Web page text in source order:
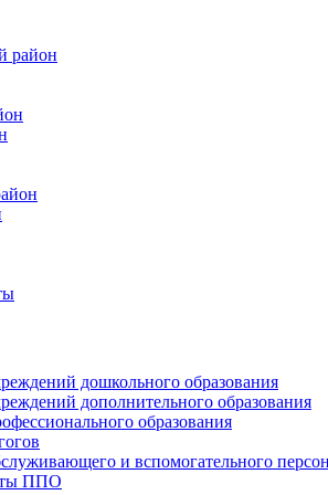
район
дошкольного образования
дополнительного образования
образования
и вспомогательного
ППО